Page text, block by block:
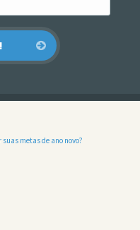
metas de ano novo?